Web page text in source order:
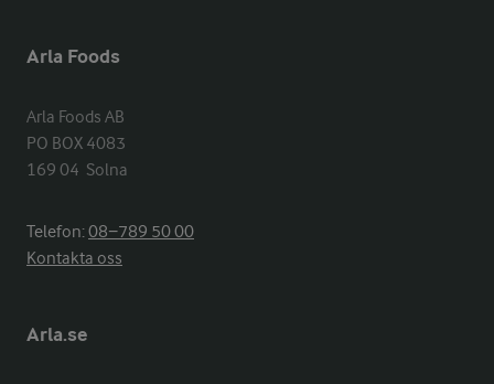
Arla Foods
Arla Foods AB
PO BOX 4083
169 04  Solna
Telefon:08−789 50 00
Kontakta oss
Arla.se